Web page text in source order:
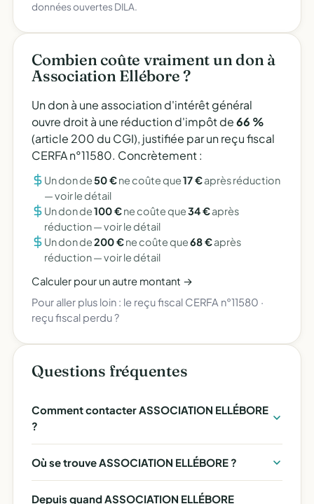
données ouvertes DILA.
Combien coûte vraiment un don à
Association Ellébore ?
Un don à une association d'intérêt général
ouvre droit à une réduction d'impôt de66 %
(article 200 du CGI), justifiée par un reçu fiscal
CERFA n°11580. Concrètement :
Un don de50 €ne coûte que17 €après réduction
—voir le détail
Un don de100 €ne coûte que34 €après
réduction —voir le détail
Un don de200 €ne coûte que68 €après
réduction —voir le détail
Calculer pour un autre montant →
Pour aller plus loin : le reçu fiscal CERFA n°11580 ·
reçu fiscal perdu ?
Questions fréquentes
Comment contacter ASSOCIATION ELLÉBORE
?
Où se trouve ASSOCIATION ELLÉBORE ?
Depuis quand ASSOCIATION ELLÉBORE